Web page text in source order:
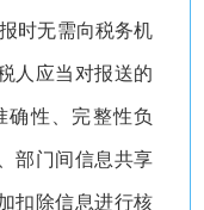
时无需向税务机
人应当对报送的
确性、完整性负
部门间信息共享
扣除信息进行核